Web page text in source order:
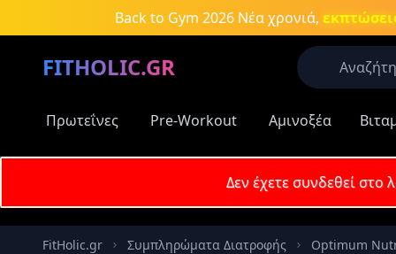
Μετάβαση στο κύριο περιεχόμενο
Back to Gym 2026 Νέα χρονιά,
FITHOLIC.GR
Οι
Πρωτεΐνες Pre-Workout Αμινοξέα
Δεν έχετε συνδεθεί στο
FitHolic.gr Συμπληρώματα Διατροφής Optimum
Email